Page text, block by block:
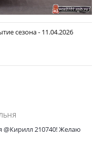
сезона - 11.04.2026
@Кирилл 210740! Желаю